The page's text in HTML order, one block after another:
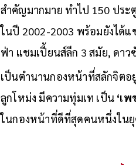
ตลอดเวลาที่ค้าแข้งใน ‘โรงล
สำคัญมากมาย ทำไป 150 ปร
ในปี 2002-2003 พร้อมยังได้แ
ฟ่า แชมเปี้ยนส์ลีก 3 สมัย, ดาว
เป็นตำนานกองหน้าที่สลักจิตอ
ลูกโหม่ง มีความทุ่มเท เป็น‘เพ